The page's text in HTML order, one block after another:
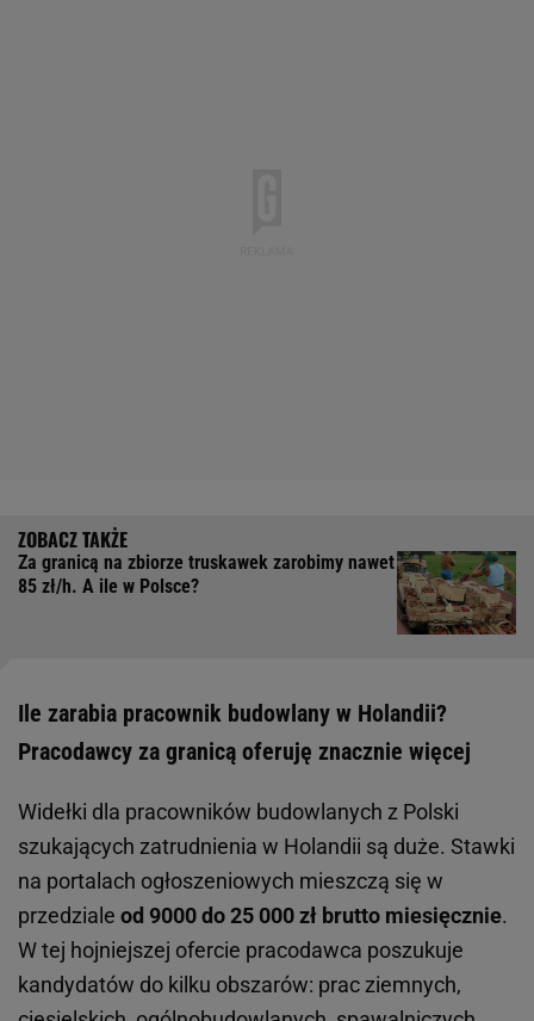
Za granicą na zbiorze truskawek zarobimy nawet
85 zł/h. A ile w Polsce?
Ile zarabia pracownik budowlany w Holandii?
Pracodawcy za granicą oferuję znacznie więcej
Widełki dla pracowników budowlanych z Polski
szukających zatrudnienia w Holandii są duże. Stawki
na portalach ogłoszeniowych mieszczą się w
przedziale od 9000 do 25 000 zł brutto miesięcznie.
W tej hojniejszej ofercie pracodawca poszukuje
kandydatów do kilku obszarów: prac ziemnych,